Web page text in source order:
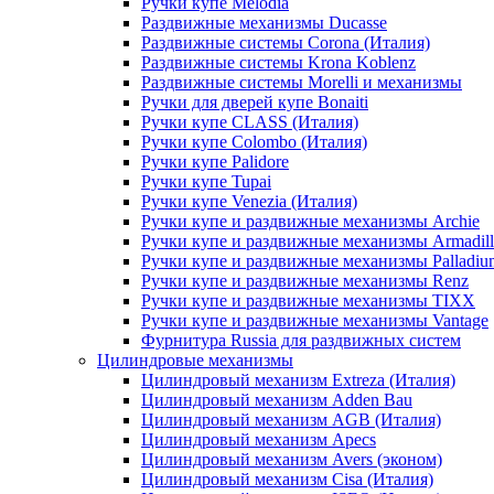
Раздвижные механизмы Ducasse
Раздвижные системы Corona (Италия)
Раздвижные системы Krona Koblenz
Раздвижные системы Morelli и механизмы
Ручки для дверей купе Bonaiti
Ручки купе CLASS (Италия)
Ручки купе Colombo (Италия)
Ручки купе Palidore
Ручки купе Tupai
Ручки купе Venezia (Италия)
Ручки купе и раздвижные механизмы Archie
Ручки купе и раздвижные механизмы
Ручки купе и раздвижные механизмы
Ручки купе и раздвижные механизмы Renz
Ручки купе и раздвижные механизмы TIXX
Ручки купе и раздвижные механизмы Vantage
Фурнитура Russia для раздвижных систем
Цилиндровые механизмы
Цилиндровый механизм Extreza (Италия)
Цилиндровый механизм Adden Bau
Цилиндровый механизм AGB (Италия)
Цилиндровый механизм Apecs
Цилиндровый механизм Avers (эконом)
Цилиндровый механизм Cisa (Италия)